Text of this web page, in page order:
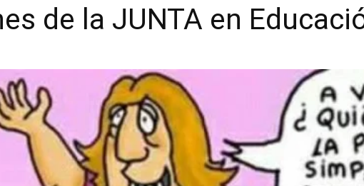
de la JUNTA en